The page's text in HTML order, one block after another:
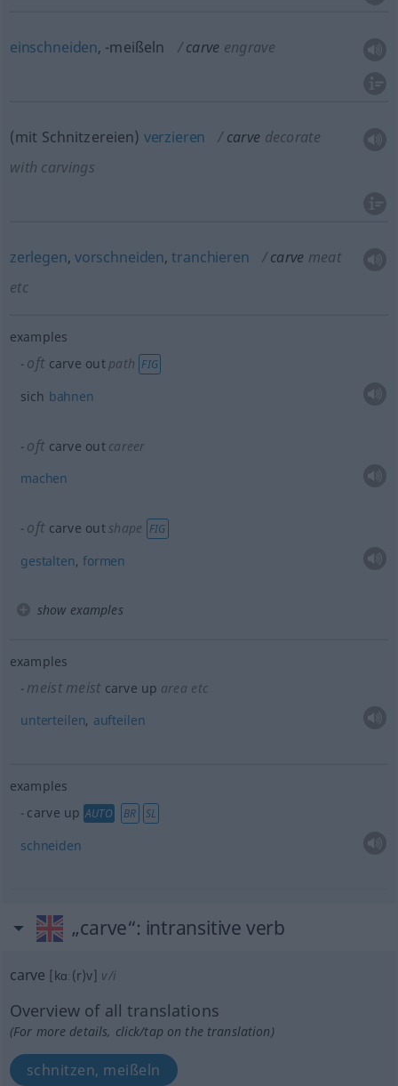
einschneiden, -meißeln carve engrave
(mit Schnitzereien) verzieren carve decorate
with carvings
zerlegen, vorschneiden,tranchieren carve meat
etc
examples
oftcarve out path FIG
sich bahnen
oftcarve out career
machen
oftcarve out shape FIG
gestalten, formen
show examples
examples
meistmeistcarve up area etc
unterteilen, aufteilen
examples
carve up AUTO BR SL
schneiden
„carve“: intransitive verb
carve [kɑː(r)v] v/i
Overview of all translations
(For more details, click/tap on the translation)
schnitzen, meißeln